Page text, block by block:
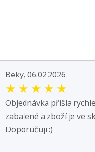
Beky, 06.02.2026
★ ★ ★ ★ ★
Objednávka přišla
zabalené a zboží je ve
Doporučuji :)